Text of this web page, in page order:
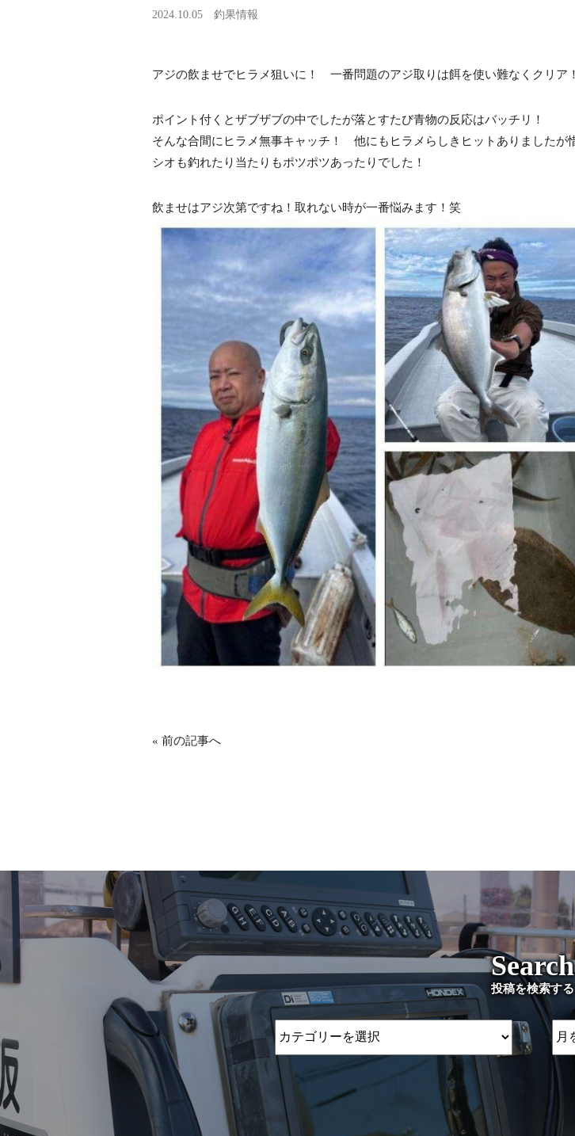
2024.10.05 釣果情報
アジの飲ませでヒラメ狙いに！ 一番問題のアジ取りは餌を使い難なくクリア！
ポイント付くとザブザブの中でしたが落とすたび青物の反応はバッチリ！
そんな合間にヒラメ無事キャッチ！ 他にもヒラメらしきヒットありましたが
シオも釣れたり当たりもポツポツあったりでした！
飲ませはアジ次第ですね！取れない時が一番悩みます！笑
« 前の記事へ
Search
投稿を検索する